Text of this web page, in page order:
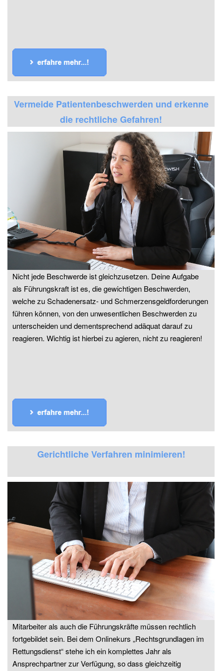
Vermeide Patientenbeschwerden und erkenne
die rechtliche Gefahren!
Nicht jede Beschwerde ist gleichzusetzen. Deine Aufgabe
als Führungskraft ist es, die gewichtigen Beschwerden,
welche zu Schadenersatz- und Schmerzensgeldforderungen
führen können, von den unwesentlichen Beschwerden zu
unterscheiden und dementsprechend adäquat darauf zu
Mitarbeiter als auch die Führungskräfte müssen rechtlich
fortgebildet sein. Bei dem Onlinekurs „Rechtsgrundlagen im
Rettungsdienst“ stehe ich ein komplettes Jahr als